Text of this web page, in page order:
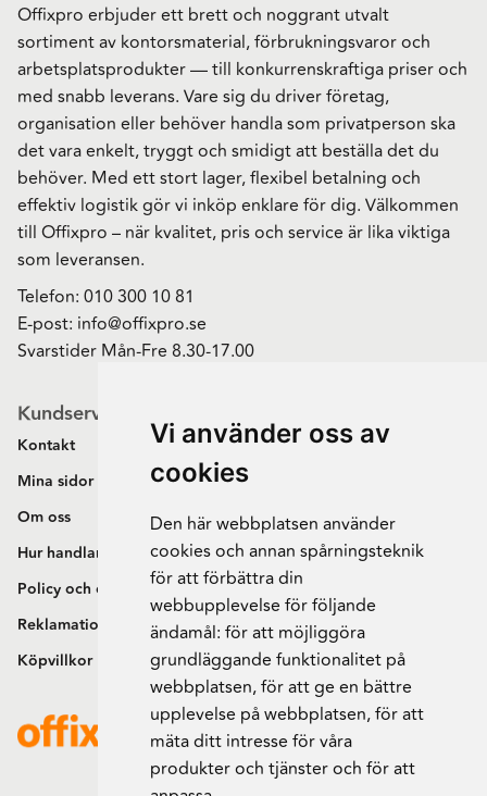
Vi använder oss av
cookies
Den här webbplatsen använder
cookies och annan spårningsteknik
för att förbättra din
webbupplevelse för följande
ändamål: för att möjliggöra
grundläggande funktionalitet på
webbplatsen,för att ge en bättre
upplevelse på webbplatsen,för att
mäta ditt intresse för våra
produkter och tjänster och för att
Offixpro erbjuder ett brett och noggrant utvalt
sortiment av kontorsmaterial, förbrukningsvaror och
arbetsplatsprodukter — till konkurrenskraftiga priser och
med snabb leverans. Vare sig du driver företag,
organisation eller behöver handla som privatperson ska
det vara enkelt, tryggt och smidigt att beställa det du
behöver. Med ett stort lager, flexibel betalning och
effektiv logistik gör vi inköp enklare för dig. Välkommen
till Offixpro – när kvalitet, pris och service är lika viktiga
som leveransen.
Telefon: 010 300 10 81
E-post: info@offixpro.se
Svarstider Mån-Fre 8.30-17.00
Kundservice
Kontakt
Mina sidor
Om oss
Hur handlar jag?
Policy och cookies
Reklamation och retur
Köpvillkor